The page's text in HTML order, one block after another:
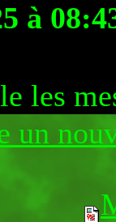
à
les
un